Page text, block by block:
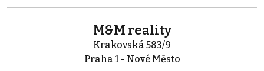
M&M reality
Krakovská 583/9
Praha 1 - Nové Město